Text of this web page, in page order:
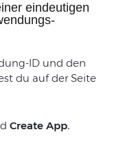
eindeutigen
ID und den
du auf der Seite
Create App.